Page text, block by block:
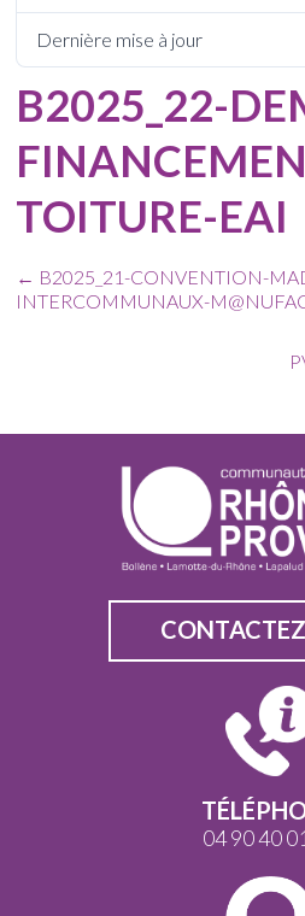
Dernière mise à jour
B2025_22-
TOITURE-EAI
← B2025_21-CONVENTION-
INTERCOMMUNAUX-
04 90 40